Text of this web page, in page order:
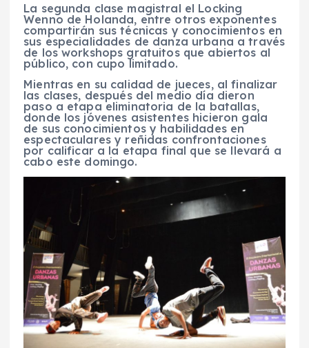
La segunda clase magistral el Locking
Wenno de Holanda, entre otros exponentes
compartirán sus técnicas y conocimientos en
sus especialidades de danza urbana a través
de los workshops gratuitos que abiertos al
público, con cupo limitado.
Mientras en su calidad de jueces, al finalizar
las clases, después del medio día dieron
paso a etapa eliminatoria de la batallas,
donde los jóvenes asistentes hicieron gala
de sus conocimientos y habilidades en
espectaculares y reñidas confrontaciones
por calificar a la etapa final que se llevará a
cabo este domingo.